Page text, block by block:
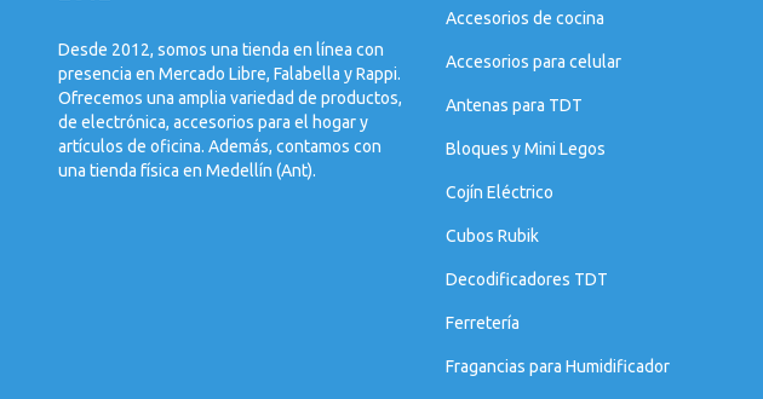
Desde 2012, somos una tienda en línea con
presencia en Mercado Libre, Falabella y Rappi.
Ofrecemos una amplia variedad de productos,
de electrónica, accesorios para el hogar y
artículos de oficina. Además, contamos con
una tienda física en Medellín (Ant).
Accesorios de cocina
Accesorios para celular
Antenas para TDT
Bloques y Mini Legos
Cojín Eléctrico
Cubos Rubik
Decodificadores TDT
Ferretería
Fragancias para Humidificador